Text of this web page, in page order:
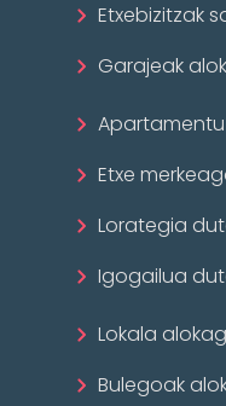
Etxebizitzak
Garajeak
Etxe
Lorategia
Igogailua
Lokala
Bulegoak